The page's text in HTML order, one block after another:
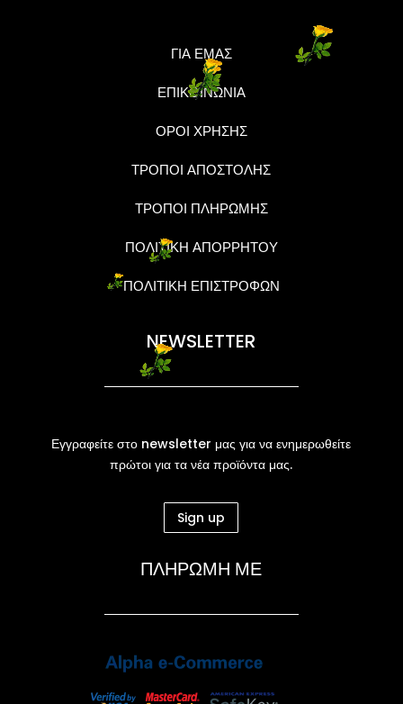
ΓΙΑ ΕΜΑΣ
ΕΠΙΚΟΙΝΩΝΙΑ
ΟΡΟΙ ΧΡΗΣΗΣ
ΤΡΟΠΟΙ ΑΠΟΣΤΟΛΗΣ
ΤΡΟΠΟΙ ΠΛΗΡΩΜΗΣ
ΠΟΛΙΤΙΚΗ ΑΠΟΡΡΗΤΟΥ
ΠΟΛΙΤΙΚΗ ΕΠΙΣΤΡΟΦΩΝ
NEWSLETTER
Εγγραφείτε στο newsletter μας για να ενημερωθείτε
πρώτοι για τα νέα προϊόντα μας.
Sign up
ΠΛΗΡΩΜΗ ΜΕ